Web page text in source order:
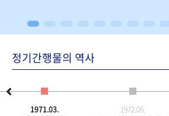
정기간행물의 역사
1971.03. 1972.05.